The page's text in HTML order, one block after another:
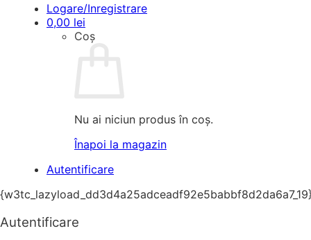
Logare/Inregistrare
0,00 lei
Coș
Nu ai niciun produs în coș.
Înapoi la magazin
Autentificare
Autentificare